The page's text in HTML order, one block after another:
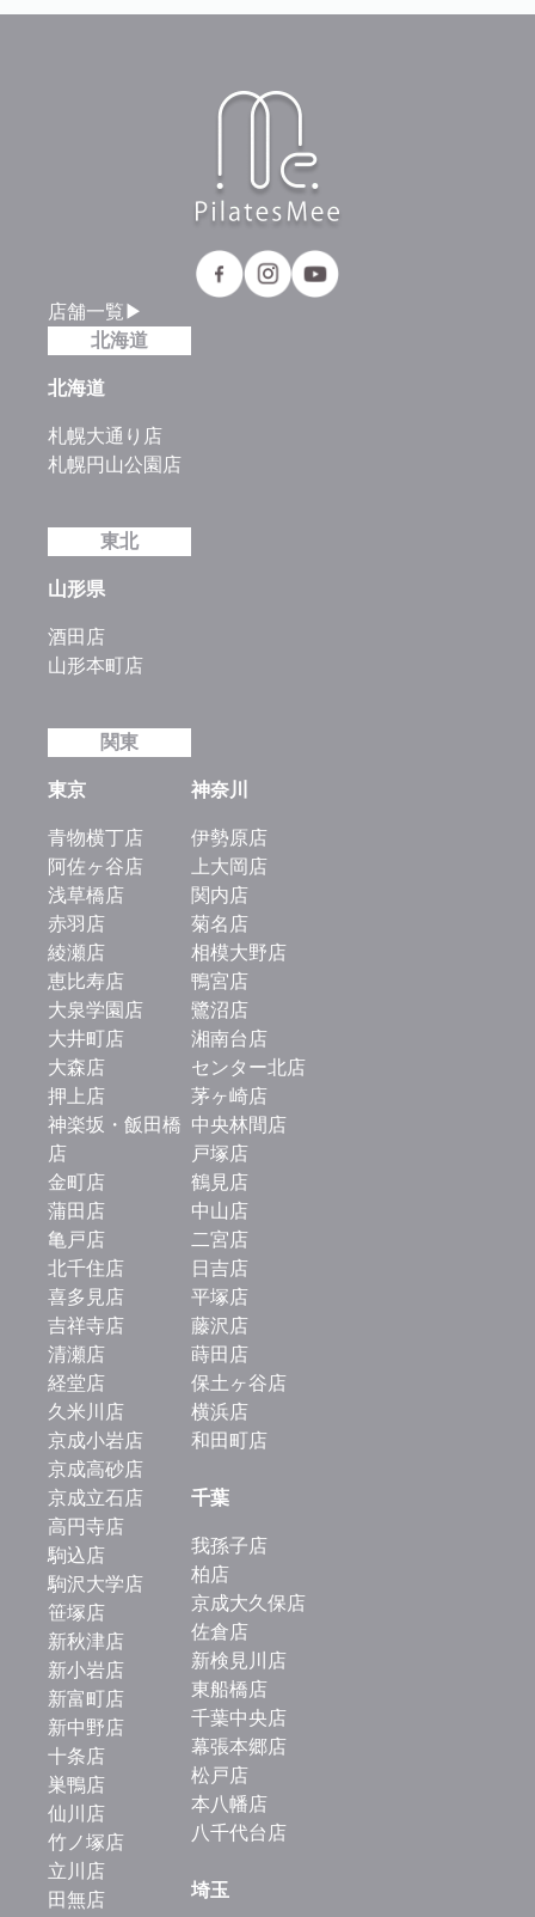
店舗一覧▶
北海道
北海道
札幌大通り店
札幌円山公園店
東北
山形県
酒田店
山形本町店
関東
東京
青物横丁店
阿佐ヶ谷店
浅草橋店
赤羽店
綾瀬店
恵比寿店
大泉学園店
大井町店
大森店
押上店
神楽坂・飯田橋
店
金町店
蒲田店
亀戸店
北千住店
喜多見店
吉祥寺店
清瀬店
経堂店
久米川店
京成小岩店
京成高砂店
京成立石店
高円寺店
駒込店
駒沢大学店
笹塚店
新秋津店
新小岩店
新富町店
新中野店
十条店
巣鴨店
仙川店
竹ノ塚店
立川店
田無店
神奈川
伊勢原店
上大岡店
関内店
菊名店
相模大野店
鴨宮店
鷺沼店
湘南台店
センター北店
茅ヶ崎店
中央林間店
戸塚店
鶴見店
中山店
二宮店
日吉店
平塚店
藤沢店
蒔田店
保土ヶ谷店
横浜店
和田町店
千葉
我孫子店
柏店
京成大久保店
佐倉店
新検見川店
東船橋店
千葉中央店
幕張本郷店
松戸店
本八幡店
八千代台店
埼玉